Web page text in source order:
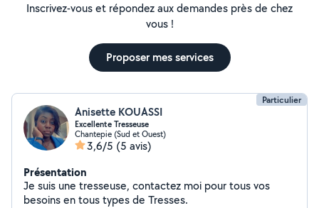
Inscrivez-vous et répondez aux demandes près de chez
vous !
Proposer mes services
Particulier
Anisette KOUASSI
Excellente Tresseuse
Chantepie (Sud et Ouest)
3,6/5 (5 avis)
Présentation
Je suis une tresseuse, contactez moi pour tous vos
besoins en tous types de Tresses.